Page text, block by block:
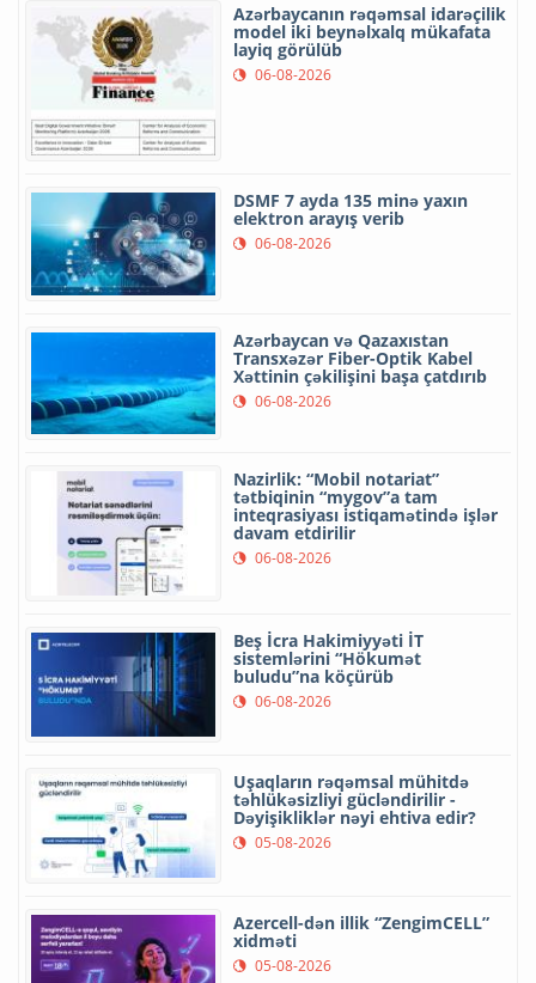
Azərbaycanın rəqəmsal idarəçilik
model iki beynəlxalq mükafata
layiq görülüb
06-08-2026
DSMF 7 ayda 135 minə yaxın
elektron arayış verib
06-08-2026
Azərbaycan və Qazaxıstan
Transxəzər Fiber-Optik Kabel
Xəttinin çəkilişini başa çatdırıb
06-08-2026
Nazirlik: “Mobil notariat”
tətbiqinin “mygov”a tam
inteqrasiyası istiqamətində işlər
davam etdirilir
06-08-2026
Beş İcra Hakimiyyəti İT
sistemlərini “Hökumət
buludu”na köçürüb
06-08-2026
Uşaqların rəqəmsal mühitdə
təhlükəsizliyi gücləndirilir -
Dəyişikliklər nəyi ehtiva edir?
05-08-2026
Azercell-dən illik “ZengimCELL”
xidməti
05-08-2026